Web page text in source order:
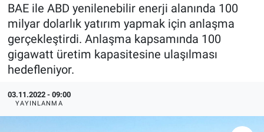
BAE ile ABD yenilenebilir enerji alanında 100
milyar dolarlık yatırım yapmak için anlaşma
gerçekleştirdi. Anlaşma kapsamında 100
gigawatt üretim kapasitesine ulaşılması
hedefleniyor.
03.11.2022 - 09:00
YAYINLANMA
EndüstriST
Enerjisini Üreten Fabrikalar
Endüstri 4.0 Uygulamaları